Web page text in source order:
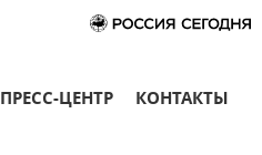
ПРЕСС-ЦЕНТР КОНТАКТЫ